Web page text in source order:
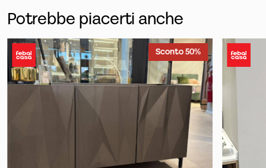
Potrebbe piacerti anche
Sconto 50%